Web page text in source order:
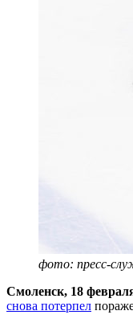
фото: пресс-
Смоленск, 18
снова потерпел